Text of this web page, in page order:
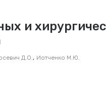
и
Д.О. , Иотченко М.Ю.